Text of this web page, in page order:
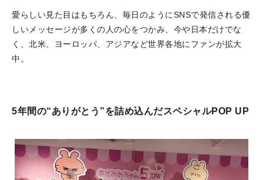
愛らしい見た目はもちろん、毎日のようにSNSで発信される優
しいメッセージが多くの人の心をつかみ、今や日本だけでな
く、北米、ヨーロッパ、アジアなど世界各地にファンが拡大
中。
5年間の“ありがとう”を詰め込んだスペシャルPOP UP